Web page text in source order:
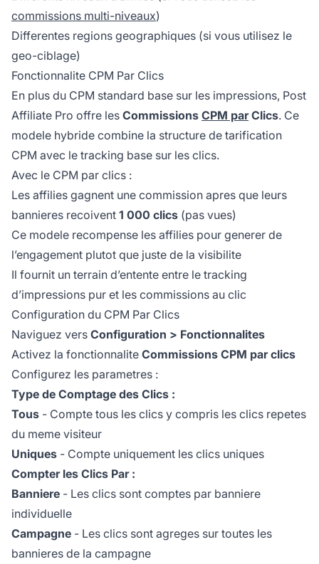
commissions multi-niveaux)
Differentes regions geographiques (si vous utilisez le
geo-ciblage)
Fonctionnalite CPM Par Clics
En plus du CPM standard base sur les impressions, Post
Affiliate Pro offre les Commissions CPM parClics. Ce
modele hybride combine la structure de tarification
CPM avec le tracking base sur les clics.
Avec le CPM par clics :
Les affilies gagnent une commission apres que leurs
bannieres recoivent 1 000 clics (pas vues)
Ce modele recompense les affilies pour generer de
l’engagement plutot que juste de la visibilite
Il fournit un terrain d’entente entre le tracking
d’impressions pur et les commissions au clic
Configuration du CPM Par Clics
Naviguez vers Configuration > Fonctionnalites
Activez la fonctionnalite Commissions CPM par clics
Configurez les parametres :
Type de Comptage des Clics :
Tous - Compte tous les clics y compris les clics repetes
du meme visiteur
Uniques - Compte uniquement les clics uniques
Compter les Clics Par :
Banniere - Les clics sont comptes par banniere
individuelle
Campagne - Les clics sont agreges sur toutes les
bannieres de la campagne